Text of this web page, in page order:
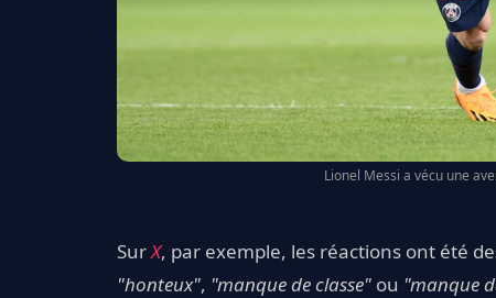
Lionel Messi a vécu une
SurX, par exemple, les réactions ont été
"honteux", "manque de classe" ou "manque